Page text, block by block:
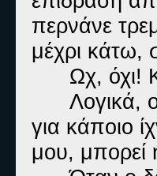
περνάνε
μέχρι κάτω,
Ωχ, όχι!
Λογικά,
για κάποιο
μου, μπορεί